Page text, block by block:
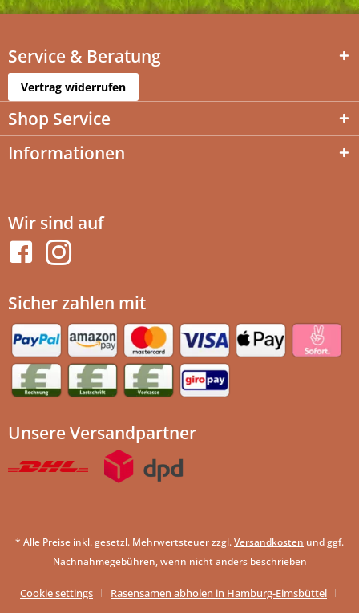
Service & Beratung
Vertrag widerrufen
Shop Service
Informationen
Wir sind auf
Sicher zahlen mit
Unsere Versandpartner
* Alle Preise inkl. gesetzl. Mehrwertsteuer zzgl.Versandkosten und ggf.
Nachnahmegebühren, wenn nicht anders beschrieben
Cookie settings Rasensamen abholen in Hamburg-Eimsbüttel